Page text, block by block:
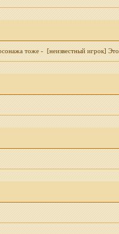
тоже - [неизвестный игрок] Это